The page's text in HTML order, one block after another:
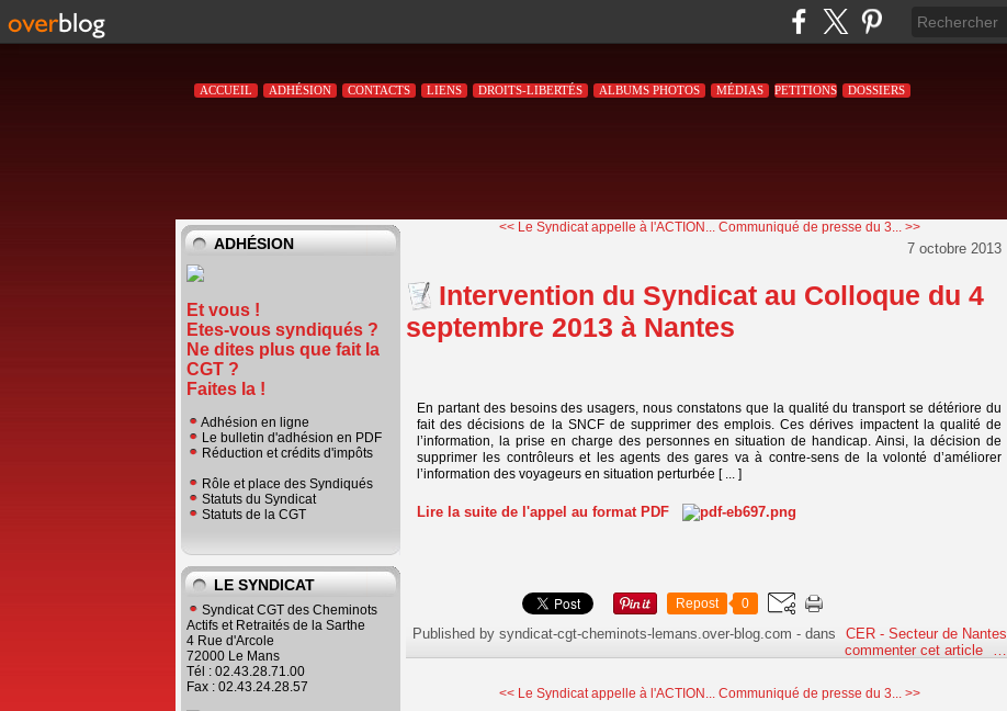
ACCUEIL ADHÉSION CONTACTS LIENS DROITS-LIBERTÉS ALBUMS PHOTOS MÉDIAS PETITIONS DOSSIERS
ADHÉSION
Et vous !
Etes-vous syndiqués ?
Ne dites plus que fait la
CGT ?
Faites la !
Adhésion en ligne
Le bulletin d'adhésion en PDF
Réduction et crédits d'impôts
Rôle et place des Syndiqués
Statuts du Syndicat
Statuts de la CGT
LE SYNDICAT
Syndicat CGT des Cheminots
Actifs et Retraités de la Sarthe
4 Rue d'Arcole
72000 Le Mans
Tél : 02.43.28.71.00
Fax : 02.43.24.28.57
<< Le Syndicat appelle à l'ACTION... Communiqué de presse du 3... >>
7 octobre 2013
Intervention du Syndicat au Colloque du 4
septembre 2013 à Nantes
En partant des besoins des usagers, nous constatons que la qualité du transport se détériore du
fait des décisions de la SNCF de supprimer des emplois. Ces dérives impactent la qualité de
l’information, la prise en charge des personnes en situation de handicap. Ainsi, la décision de
supprimer les contrôleurs et les agents des gares va à contre-sens de la volonté d’améliorer
l’information des voyageurs en situation perturbée [ ... ]
Lire la suite de l'appel au format PDF
Repost 0
Published by syndicat-cgt-cheminots-lemans.over-blog.com - dans
CER - Secteur de Nantes
commenter cet article
<< Le Syndicat appelle à l'ACTION... Communiqué de presse du 3... >>